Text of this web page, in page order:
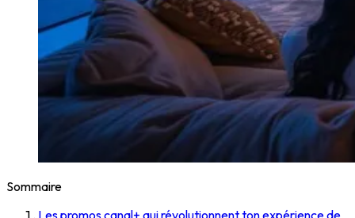
Sommaire
Les promos canal+ qui révolutionnent ton expérience de